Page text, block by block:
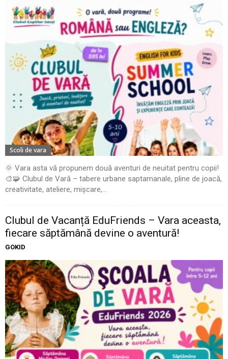
Scoli de vara
🌞 Vara asta vă propunem două aventuri de neuitat pentru copii!
🎨🧩 Clubul de Vară – tabere urbane saptamanale, pline de joacă,
creativitate, ateliere, mișcare,...
Clubul de Vacanță EduFriends – Vara aceasta,
fiecare săptămână devine o aventură!
GOKID